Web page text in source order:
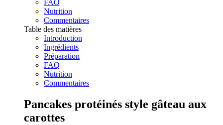
FAQ
Nutrition
Commentaires
Table des matières
Introduction
Ingrédients
Préparation
FAQ
Nutrition
Commentaires
Pancakes protéinés style gâteau aux
carottes